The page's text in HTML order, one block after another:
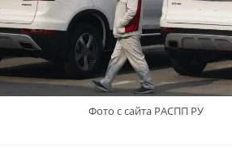
Фото с сайта РАСПП РУ